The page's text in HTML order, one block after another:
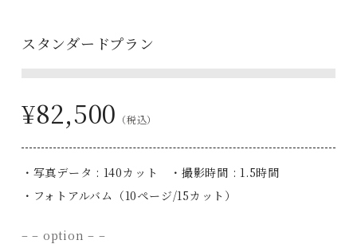
スタンダードプラン
¥82,500 （税込）
・写真データ : 140カット ・撮影時間 : 1.5時間
・フォトアルバム（10ページ/15カット）
– – option – –